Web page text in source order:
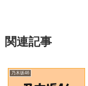
関連記事
乃木坂46